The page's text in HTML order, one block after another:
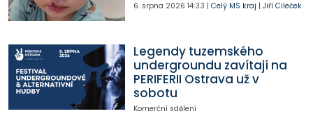
6. srpna 2026 14:33 | Celý MS kraj | Jiří Cileček
Legendy tuzemského
undergroundu zavítají na
PERIFERII Ostrava už v
sobotu
Komerční sdělení